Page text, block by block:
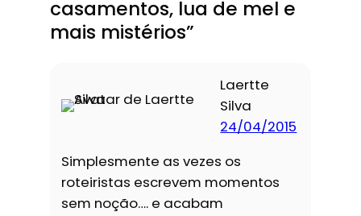
casamentos, lua de mel e
mais mistérios”
Laertte
Silva
24/04/2015
Simplesmente as vezes os
roteiristas escrevem momentos
sem noção…. e acabam